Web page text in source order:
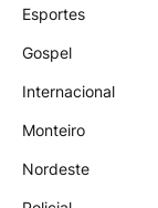
Esportes
Gospel
Internacional
Monteiro
Nordeste